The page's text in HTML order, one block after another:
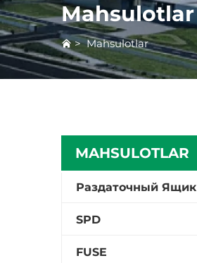
Mahsulotlar
>Mahsulotlar
MAHSULOTLAR
Раздаточный Ящик
SPD
FUSE